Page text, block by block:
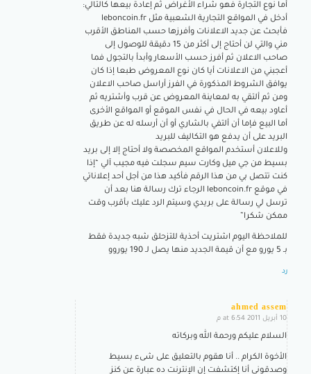
أما نوع التجارة فهو شراء الأغراض ثم إعادة بيعها كالتالي:
أدخل في المواقع التجارية الشعبية مثل leboncoin.fr
فأبحث عن جديد الاعلانات وأفرزها حسب المناطق الأقرب
مني والتي لن أحتاج إلى أكثر من 15 دقيقة للوصول إلى
صاحب الاعلان ثم أفرز حسب الأسعار وأبدأ بالتجول فما
أعجبني من الاعلانات أيا كان نوع المعروض طبعا إذا كان
يوافق الشروط المذكورة في الفرز أراسل صاحب الاعلان
ومن ثم ألتقي به لمعاينة المعروض عن قرب وأشتريه ثم
أعاود بيعه في الحال في نفس الموقع أو المواقع الأخرى
أما البيع فإما أن ألتفي بالشاري أو أن أرسله له عن طريق
البريد على أن يدفع هو التكاليف للبريد
وللاعلان أستخدم المواقع المخصصة ولا أحتاج إلا إلى بريد
بسيط من جي ميل وكارت سيم سجلت فيه مجيب آلي “إذا
كنت تتصل بي من هذا الرقم فأكيد هذا من أجل أحد إعلاناتي
في موقع leboncoin.fr الرجاء ترك رسالة هنا بعد أن
ترسل لي رسالة على بريدي وسيتم الرد عليك بأقرب وقت
ممكن شكرا”
للملاحظة اليوم اشتريت أحذية للتزحلق شبه جديدة فقط
بـ 5 يورو مع أن قيمة الجديد منها يصل لـ 190 يوروو
رد
ahmed assem
says:
10 أبريل 2011 at 6:54 م
السلام عليكم ورحمة الله وبركاته
الأخوة الكرام .. أنا هقوم بالتعليق على شىء بسيط
وصدقونى أنا إكتشفت إن الإنترنت ده عبارة عن كنز